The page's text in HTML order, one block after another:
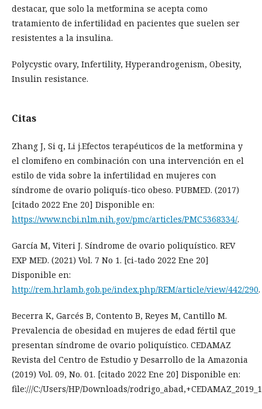
destacar, que solo la metformina se acepta como
tratamiento de infertilidad en pacientes que suelen ser
resistentes a la insulina.
Polycystic ovary, Infertility, Hyperandrogenism, Obesity,
Insulin resistance.
Citas
Zhang J, Si q, Li j.Efectos terapéuticos de la metformina y
el clomifeno en combinación con una intervención en el
estilo de vida sobre la infertilidad en mujeres con
síndrome de ovario poliquís-tico obeso. PUBMED. (2017)
[citado 2022 Ene 20] Disponible en:
https://www.ncbi.nlm.nih.gov/pmc/articles/PMC5368334/.
García M, Viteri J. Síndrome de ovario poliquístico. REV
EXP MED. (2021) Vol. 7 No 1. [ci-tado 2022 Ene 20]
Disponible en:
http://rem.hrlamb.gob.pe/index.php/REM/article/view/442/290.
Becerra K, Garcés B, Contento B, Reyes M, Cantillo M.
Prevalencia de obesidad en mujeres de edad fértil que
presentan síndrome de ovario poliquístico. CEDAMAZ
Revista del Centro de Estudio y Desarrollo de la Amazonia
(2019) Vol. 09, No. 01. [citado 2022 Ene 20] Disponible en:
file:///C:/Users/HP/Downloads/